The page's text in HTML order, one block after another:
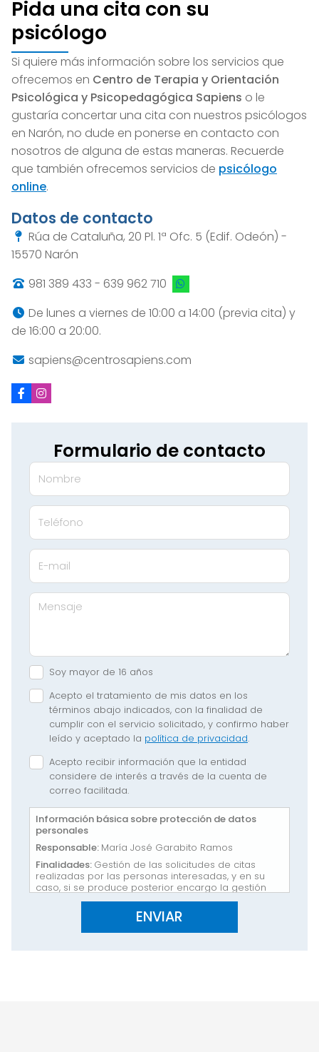
Pida una cita con su
psicólogo
Si quiere más información sobre los servicios que
ofrecemos en Centro de Terapia y Orientación
Psicológica y Psicopedagógica Sapiens o le
gustaría concertar una cita con nuestros psicólogos
en Narón, no dude en ponerse en contacto con
nosotros de alguna de estas maneras. Recuerde
que también ofrecemos servicios de psicólogo
online.
Datos de contacto
Rúa de Cataluña, 20 Pl. 1ª Ofc. 5 (Edif. Odeón) -
15570 Narón
981 389 433 - 639 962 710
De lunes a viernes de 10:00 a 14:00 (previa cita) y
de 16:00 a 20:00.
sapiens@centrosapiens.com
Formulario de contacto
Nombre
Teléfono
E-mail
Mensaje
Soy mayor de 16 años
Acepto el tratamiento de mis datos en los
términos abajo indicados, con la finalidad de
cumplir con el servicio solicitado, y confirmo haber
leído y aceptado la política de privacidad.
Acepto recibir información que la entidad
considere de interés a través de la cuenta de
correo facilitada.
Información básica sobre protección de datos
personales
Responsable: María José Garabito Ramos
Finalidades: Gestión de las solicitudes de citas
realizadas por las personas interesadas, y en su
caso, si se produce posterior encargo la gestión
del mismo, incluida la gestión administrativa,
contable y fiscal del encargo, así como el archivo